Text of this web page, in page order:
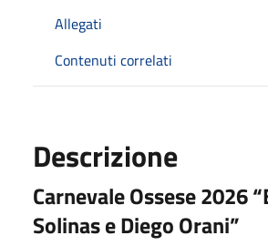
Allegati
Contenuti correlati
Descrizione
Carnevale Ossese 2026
Solinas e Diego Orani”